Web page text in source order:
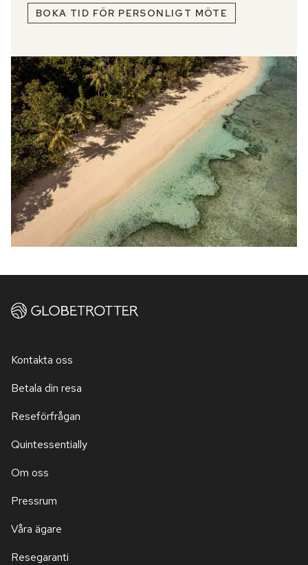
BOKA TID FÖR PERSONLIGT MÖTE
Kontakta oss
Betala din resa
Reseförfrågan
Quintessentially
Om oss
Pressrum
Våra ägare
Resegaranti